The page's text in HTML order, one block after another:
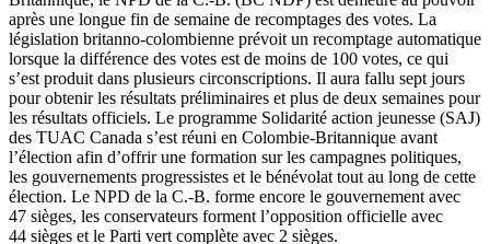
après une longue fin de semaine de recomptages des votes. La
législation britanno-colombienne prévoit un recomptage automatique
lorsque la différence des votes est de moins de 100 votes, ce qui
s’est produit dans plusieurs circonscriptions. Il aura fallu sept jours
pour obtenir les résultats préliminaires et plus de deux semaines pour
les résultats officiels. Le programme Solidarité action jeunesse (SAJ)
des TUAC Canada s’est réuni en Colombie-Britannique avant
l’élection afin d’offrir une formation sur les campagnes politiques,
les gouvernements progressistes et le bénévolat tout au long de cette
élection. Le NPD de la C.-B. forme encore le gouvernement avec
47 sièges, les conservateurs forment l’opposition officielle avec
44 sièges et le Parti vert complète avec 2 sièges.